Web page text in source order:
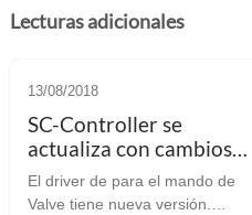
Lecturas adicionales
13/08/2018
SC-Controller se
actualiza con cambios
importantes
(ACTUALIZACIÓN)
El driver de para el mando de
Valve tiene nueva versión.